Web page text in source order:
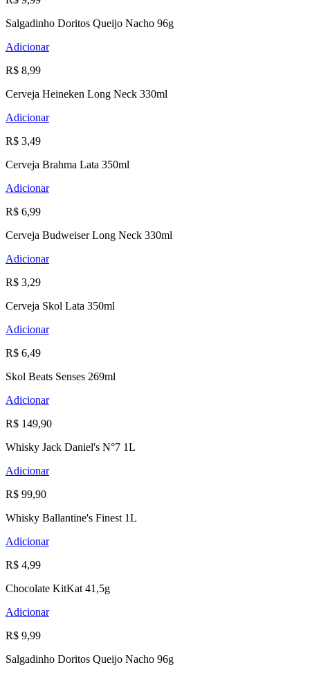
Salgadinho Doritos Queijo Nacho 96g
Adicionar
R$ 8,99
Cerveja Heineken Long Neck 330ml
Adicionar
R$ 3,49
Cerveja Brahma Lata 350ml
Adicionar
R$ 6,99
Cerveja Budweiser Long Neck 330ml
Adicionar
R$ 3,29
Cerveja Skol Lata 350ml
Adicionar
R$ 6,49
Skol Beats Senses 269ml
Adicionar
R$ 149,90
Whisky Jack Daniel's N°7 1L
Adicionar
R$ 99,90
Whisky Ballantine's Finest 1L
Adicionar
R$ 4,99
Chocolate KitKat 41,5g
Adicionar
R$ 9,99
Salgadinho Doritos Queijo Nacho 96g